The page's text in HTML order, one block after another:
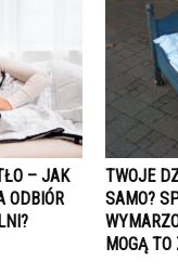
– JAK
ODBIÓR
TWOJE
SAMO?
MOGĄ